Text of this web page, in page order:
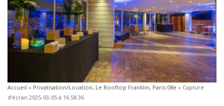
Accueil » Privatisation/Location, Le Rooftop Franklin, Paris 08e » Capture
d’écran 2025-03-05 à 16.58.36